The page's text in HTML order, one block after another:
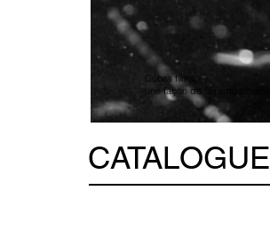
Cobra films,
une façon de faire du cinéma
CATALOGUE